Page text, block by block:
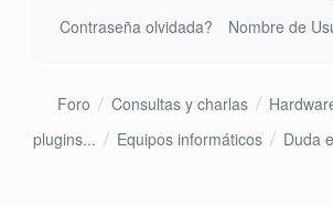
Contraseña olvidada? Nombre de
Foro Consultas y charlas
plugins...
Equipos informáticos Duda